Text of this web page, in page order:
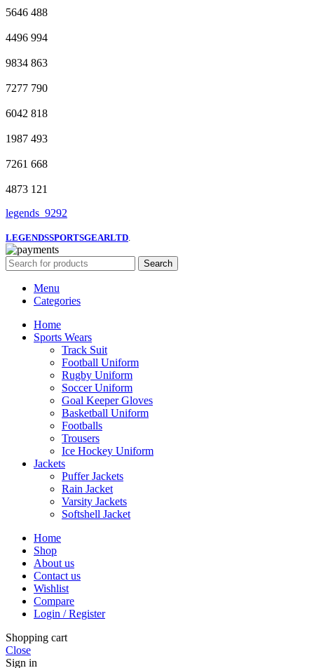
5646 488
4496 994
9834 863
7277 790
6042 818
1987 493
7261 668
4873 121
legends_9292
LEGENDSSPORTSGEARLTD
Search
Menu
Categories
Home
Sports Wears
Track Suit
Football Uniform
Rugby Uniform
Soccer Uniform
Goal Keeper Gloves
Basketball Uniform
Footballs
Trousers
Ice Hockey Uniform
Jackets
Puffer Jackets
Rain Jacket
Varsity Jackets
Softshell Jacket
Home
Shop
About us
Contact us
Wishlist
Compare
Login / Register
Shopping cart
Close
Sign in